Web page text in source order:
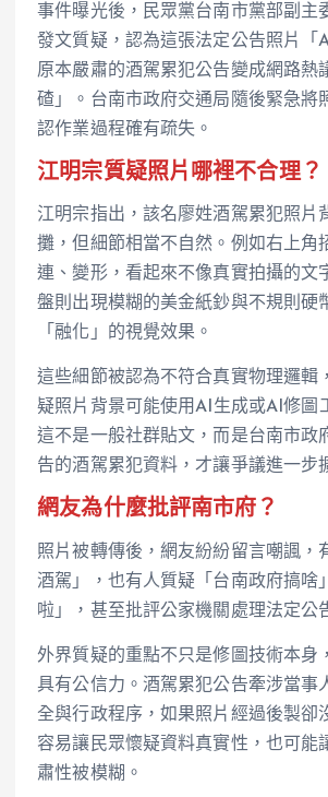
事件曝光後，民眾黨台南市黨部副主
發文質疑，認為這張法定公告照片「
原本嚴肅的酒駕累犯公告變成網路熱
碴」。台南市政府交通局隨後緊急將
認作業過程確有疏失。
江明宗質疑照片哪裡不合理？
江明宗指出，該名廖姓酒駕累犯照片
攤，但細節相當不自然。例如右上角
連、變形，看起來不像真實拍攝的文
盤則出現模糊的美金紙鈔與不規則硬
「融化」的視覺效果。
這些細節被認為不符合真實物理邏輯
疑照片背景可能使用AI生成或AI修圖
這不是一般社群貼文，而是台南市政
告的酒駕累犯資料，才讓爭議進一步
網友為什麼批評南市府？
照片被轉傳後，網友紛紛留言嘲諷，
酒駕」，也有人質疑「台南政府搞啥
啦」，甚至批評公家機關處理法定公
外界質疑的重點不只是修圖技術本身
具有公信力。酒駕累犯公告牽涉當事
全與行政程序，如果照片經過後製卻
容易讓民眾懷疑資料真實性，也可能
肅性被模糊。